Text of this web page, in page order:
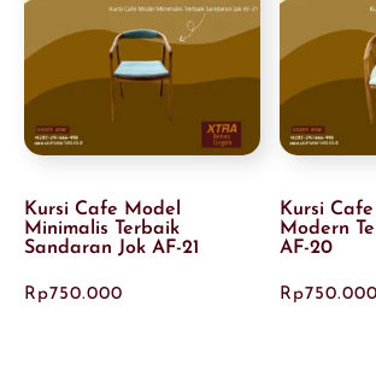
Kursi Cafe Model
Minimalis Terbaik
Sandaran Jok AF-21
Rp750.000
Kursi
Modern
AF-20
Rp750.000